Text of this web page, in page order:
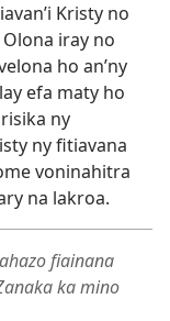
Kristy no
iray no
ho an’ny
efa maty ho
ny
ny fitiavana
voninahitra
na lakroa.
fiainana
ka mino